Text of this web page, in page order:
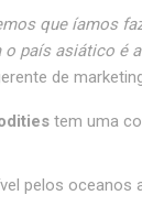
que íamos
país asiático é
de
tem uma
pelos oceanos